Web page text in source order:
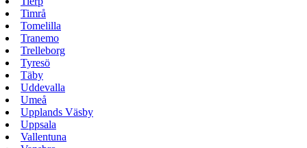
Timrå
Tomelilla
Tranemo
Trelleborg
Tyresö
Täby
Uddevalla
Umeå
Upplands Väsby
Uppsala
Vallentuna